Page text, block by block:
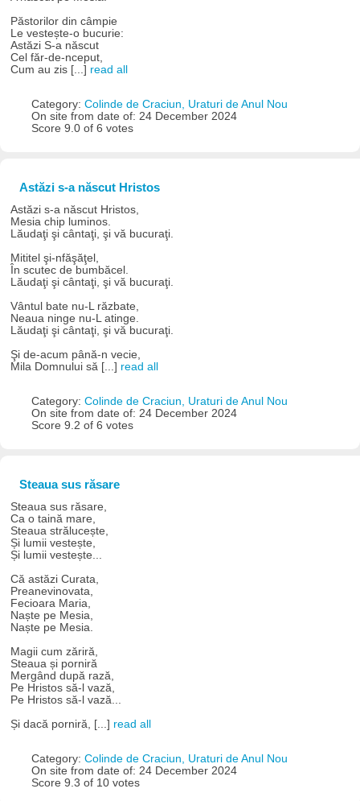
Păstorilor din câmpie
Le vestește-o bucurie:
Astăzi S-a născut
Cel făr-de-nceput,
Cum au zis [...] read all
Category: Colinde de Craciun, Uraturi de Anul Nou
On site from date of: 24 December 2024
Score 9.0 of 6 votes
Astăzi s-a născut Hristos
Astăzi s-a născut Hristos,
Mesia chip luminos.
Lăudaţi şi cântaţi, şi vă bucuraţi.
Mititel şi-nfăşăţel,
În scutec de bumbăcel.
Lăudaţi şi cântaţi, şi vă bucuraţi.
Vântul bate nu-L răzbate,
Neaua ninge nu-L atinge.
Lăudaţi şi cântaţi, şi vă bucuraţi.
Şi de-acum până-n vecie,
Mila Domnului să [...] read all
Category: Colinde de Craciun, Uraturi de Anul Nou
On site from date of: 24 December 2024
Score 9.2 of 6 votes
Steaua sus răsare
Steaua sus răsare,
Ca o taină mare,
Steaua strălucește,
Și lumii vestește,
Și lumii vestește...
Că astăzi Curata,
Preanevinovata,
Fecioara Maria,
Naște pe Mesia,
Naște pe Mesia.
Magii cum zăriră,
Steaua și porniră
Mergând după rază,
Pe Hristos să-l vază,
Pe Hristos să-l vază...
Și dacă porniră, [...] read all
Category: Colinde de Craciun, Uraturi de Anul Nou
On site from date of: 24 December 2024
Score 9.3 of 10 votes